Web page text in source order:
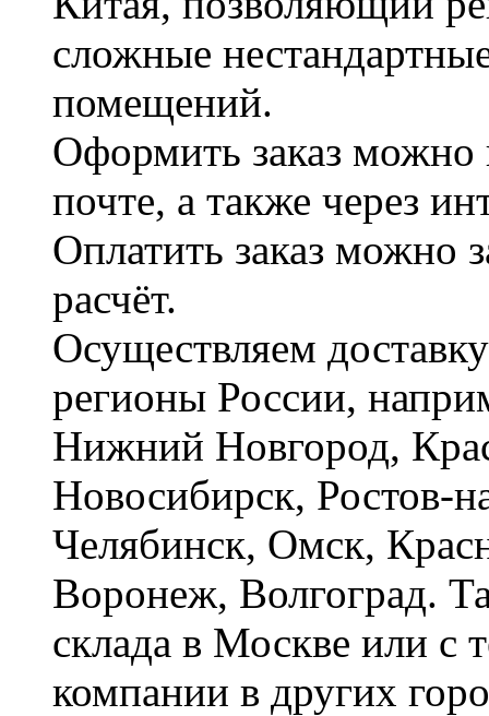
сложные
помещений.
Оформить заказ можно
почте, а также через
Оплатить заказ можно
расчёт.
Осуществляем
регионы России,
Нижний Новгород,
Новосибирск, Ростов-
Челябинск, Омск,
Воронеж, Волгоград.
склада в Москве или с
компании в других